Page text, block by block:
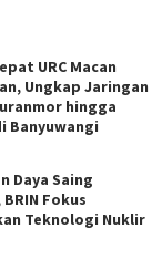
URC Macan
Ungkap Jaringan
hingga
Banyuwangi
Daya Saing
Fokus
Teknologi Nuklir